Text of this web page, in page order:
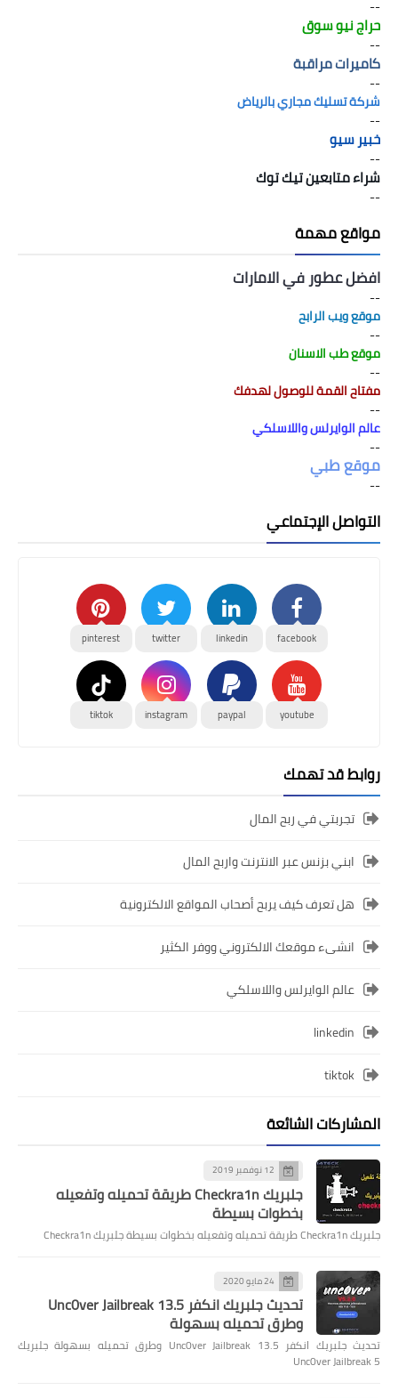
--
حراج نيو سوق
--
كاميرات مراقبة
--
شركة تسليك مجاري بالرياض
--
خبير سيو
--
شراء متابعين تيك توك
--
مواقع مهمة
افضل عطور في الامارات
--
موقع ويب الرابح
--
موقع طب الاسنان
--
مفتاح القمة للوصول لهدفك
--
عالم الوايرلس واللاسلكي
--
موقع طبي
--
التواصل الإجتماعي
facebook
linkedin
twitter
pinterest
youtube
paypal
instagram
tiktok
روابط قد تهمك
تجربتي في ربح المال
ابني بزنس عبر الانترنت واربح المال
هل تعرف كيف يربح أصحاب المواقع الالكترونية
انشىء موقعك الالكتروني ووفر الكثير
عالم الوايرلس واللاسلكي
linkedin
tiktok
المشاركات الشائعة
12 نوفمبر 2019
جلبريك Checkra1n طريقة تحميله وتفعيله
بخطوات بسيطة
جلبريك Checkra1n طريقة تحميله وتفعيله بخطوات بسيطة جلبريك Checkra1n
24 مايو 2020
تحديث جلبريك انكفر Unc0ver Jailbreak 13.5
وطرق تحميله بسهولة
تحديث جلبريك انكفر Unc0ver Jailbreak 13.5 وطرق تحميله بسهولة جلبريك
Unc0ver Jailbreak 5